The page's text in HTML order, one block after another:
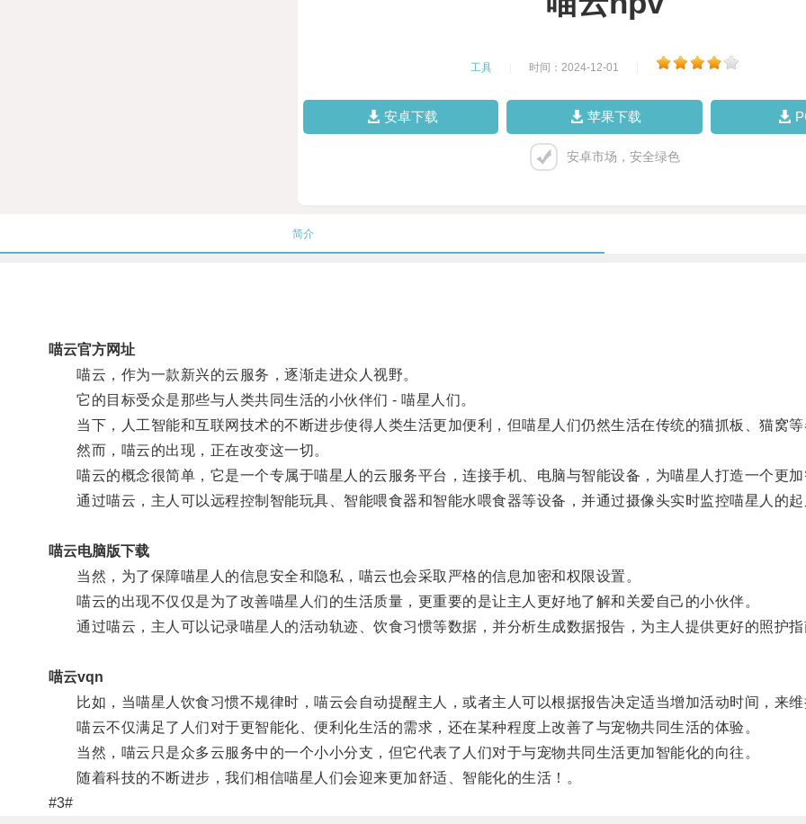
工具 时间：2024-12-01
安卓下载 苹果下载
安卓市场，安全绿色
简介
喵云官方网址
喵云，作为一款新兴的云服务，逐渐走进众人视野。
它的目标受众是那些与人类共同生活的小伙伴们 - 喵星人们。
当下，人工智能和互联网技术的不断进步使得人类生活更加便利，但喵星人们仍然生活在传统的猫抓板、猫窝等
然而，喵云的出现，正在改变这一切。
喵云的概念很简单，它是一个专属于喵星人的云服务平台，连接手机、电脑与智能设备，为喵星人打造一个更加
通过喵云，主人可以远程控制智能玩具、智能喂食器和智能水喂食器等设备，并通过摄像头实时监控喵星人的起
喵云电脑版下载
当然，为了保障喵星人的信息安全和隐私，喵云也会采取严格的信息加密和权限设置。
喵云的出现不仅仅是为了改善喵星人们的生活质量，更重要的是让主人更好地了解和关爱自己的小伙伴。
通过喵云，主人可以记录喵星人的活动轨迹、饮食习惯等数据，并分析生成数据报告，为主人提供更好的照护指
喵云vqn
比如，当喵星人饮食习惯不规律时，喵云会自动提醒主人，或者主人可以根据报告决定适当增加活动时间，来维
喵云不仅满足了人们对于更智能化、便利化生活的需求，还在某种程度上改善了与宠物共同生活的体验。
当然，喵云只是众多云服务中的一个小小分支，但它代表了人们对于与宠物共同生活更加智能化的向往。
随着科技的不断进步，我们相信喵星人们会迎来更加舒适、智能化的生活！。
#3#